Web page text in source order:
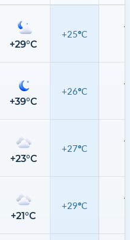
+29°C
+25°C
+39°C
+26°C
+23°C
+27°C
+21°C
+29°C